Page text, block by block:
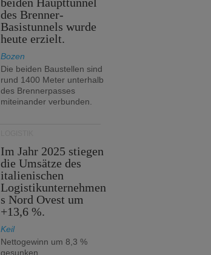
des Brenner-
Basistunnels wurde
heute erzielt.
Bozen
Die beiden Baustellen sind
rund 1400 Meter unterhalb
des Brennerpasses
miteinander verbunden.
Im Jahr 2025 stiegen
die Umsätze des
italienischen
Logistikunternehmen
s Nord Ovest um
+13,6 %.
Keil
Nettogewinn um 8,3 %
gesunken